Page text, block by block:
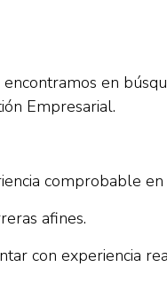
encontramos en
Empresarial.
comprobable
afines.
con experiencia